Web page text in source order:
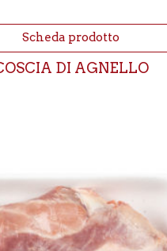
Scheda prodotto
DI AGNELLO